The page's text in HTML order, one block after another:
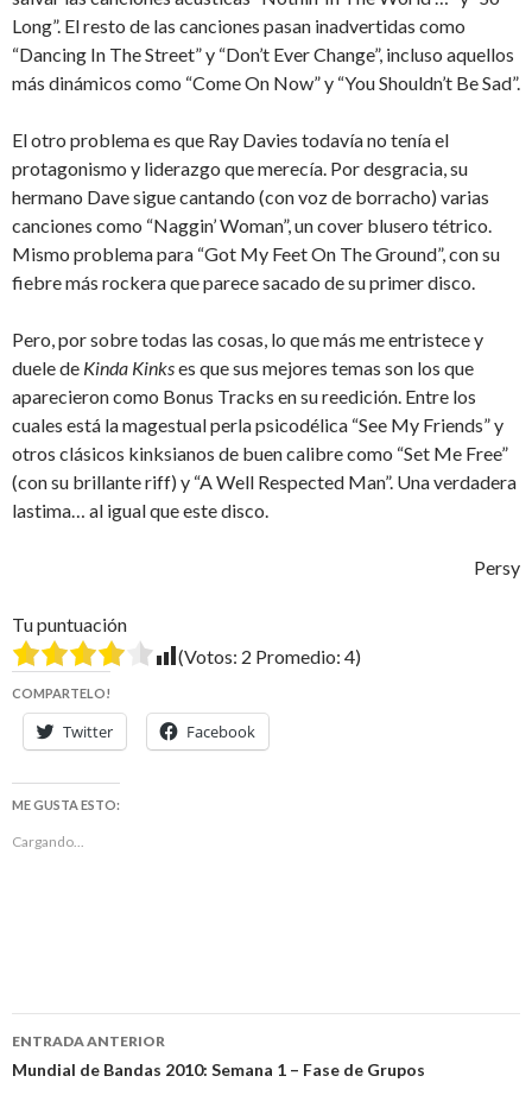
Long”. El resto de las canciones pasan inadvertidas como
“Dancing In The Street” y “Don’t Ever Change”, incluso aquellos
más dinámicos como “Come On Now” y “You Shouldn’t Be Sad”.
El otro problema es que Ray Davies todavía no tenía el
protagonismo y liderazgo que merecía. Por desgracia, su
hermano Dave sigue cantando (con voz de borracho) varias
canciones como “Naggin’ Woman”, un cover blusero tétrico.
Mismo problema para “Got My Feet On The Ground”, con su
fiebre más rockera que parece sacado de su primer disco.
Pero, por sobre todas las cosas, lo que más me entristece y
duele de Kinda Kinkses que sus mejores temas son los que
aparecieron como Bonus Tracks en su reedición. Entre los
cuales está la magestual perla psicodélica “See My Friends” y
otros clásicos kinksianos de buen calibre como “Set Me Free”
(con su brillante riff) y “A Well Respected Man”. Una verdadera
lastima… al igual que este disco.
Persy
Tu puntuación
(Votos: 2 Promedio: 4)
COMPARTELO!
Twitter Facebook
ME GUSTA ESTO:
Cargando...
Navegación
de
ENTRADA ANTERIOR
Mundial de Bandas 2010: Semana 1 – Fase de Grupos